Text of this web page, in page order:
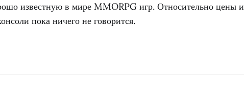
известную в мире MMORPG игр. Относительно цены и
пока ничего не говорится.